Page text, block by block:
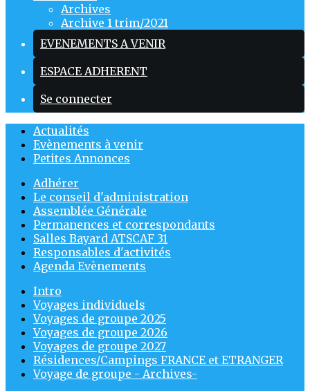
Archives
Archive 1 trim/2021
EVENEMENTS A VENIR
ESPACE ADHERENT
Se connecter
Actualités
Evènements à venir
Petites Annonces
Adhérer
Le conseil d'administration
Assemblée Générale
Permanences et correspondants
Salles Bayard ATSCAF 31
Responsables d'activités
Agenda Evènements
Intro
Voyages individuels
Voyages de groupe 2025
Voyages de groupe 2026
Voyages de groupe 2027
Résidences/Campings FRANCE et ETRANGER
Voyage de groupe - Archives-